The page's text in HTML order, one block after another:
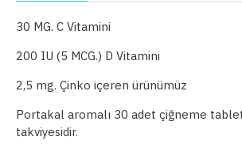
30 MG. C Vitamini
200 IU (5 MCG.) D Vitamini
2,5 mg. Çinko içeren ürünümüz
Portakal aromalı 30 adet çiğneme
takviyesidir.